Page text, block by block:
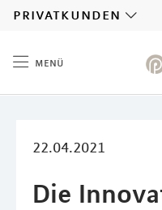
privatkunden
menü
22.04.2021
Die